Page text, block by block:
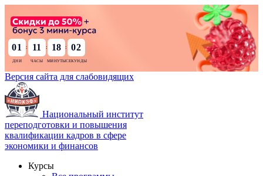
01 : 11 : 18 : 00
Версия сайта для слабовидящих
Национальный институт
переподготовки и повышения
квалификации кадров в сфере
экономики и финансов
Курсы